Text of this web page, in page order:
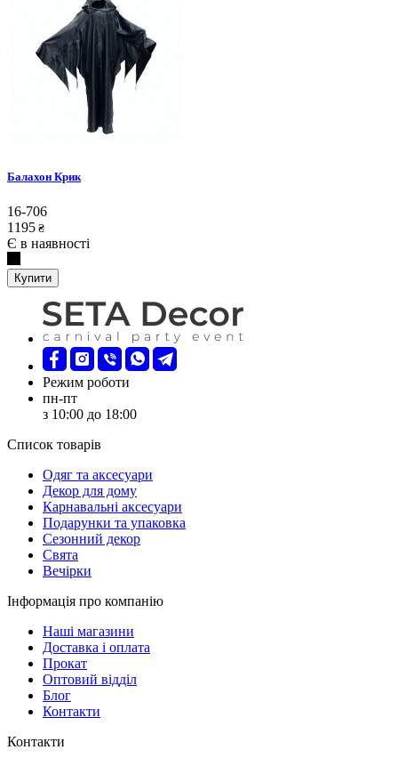
Балахон Крик
16-706
1195 ₴
Є в наявності
Купити
Режим роботи
пн-пт
з 10:00 до 18:00
Список товарів
Oдяг та аксесуари
Декор для дому
Карнавальні аксесуари
Подарунки та упаковка
Сезонний декор
Свята
Вечірки
Інформація про компанію
Наші магазини
Доставка і оплата
Прокат
Оптовий відділ
Блог
Контакти
Контакти